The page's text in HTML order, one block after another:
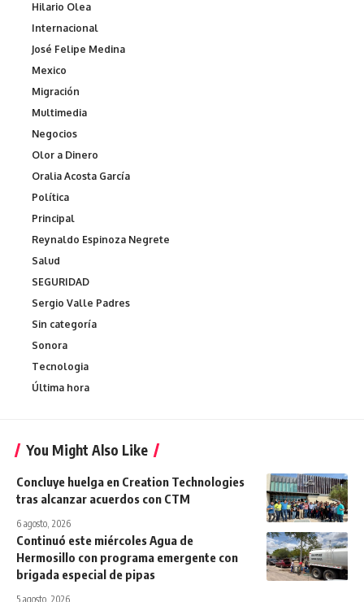
Hilario Olea
Internacional
José Felipe Medina
Mexico
Migración
Multimedia
Negocios
Olor a Dinero
Oralia Acosta García
Política
Principal
Reynaldo Espinoza Negrete
Salud
SEGURIDAD
Sergio Valle Padres
Sin categoría
Sonora
Tecnologia
Última hora
You Might Also Like
Concluye huelga en Creation Technologies
tras alcanzar acuerdos con CTM
6 agosto, 2026
Continuó este miércoles Agua de
Hermosillo con programa emergente con
brigada especial de pipas
5 agosto, 2026